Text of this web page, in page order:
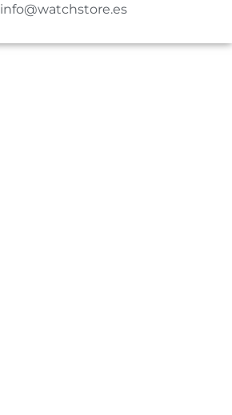
info@watchstore.es